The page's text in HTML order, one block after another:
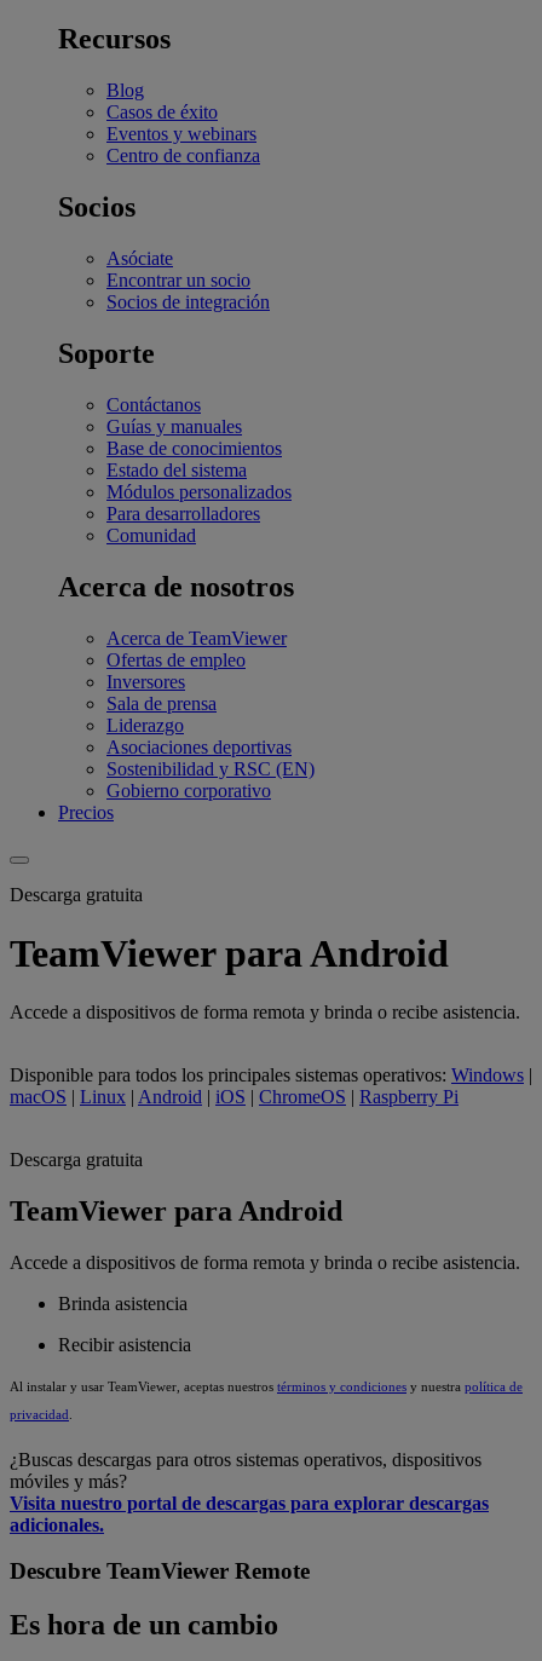
Recursos
Blog
Casos de éxito
Eventos y webinars
Centro de confianza
Socios
Asóciate
Encontrar un socio
Socios de integración
Soporte
Contáctanos
Guías y manuales
Base de conocimientos
Estado del sistema
Módulos personalizados
Para desarrolladores
Comunidad
Acerca de nosotros
Acerca de TeamViewer
Ofertas de empleo
Inversores
Sala de prensa
Liderazgo
Asociaciones deportivas
Sostenibilidad y RSC (EN)
Gobierno corporativo
Precios
Descarga gratuita
TeamViewer para Android
Accede a dispositivos de forma remota y brinda o recibe asistencia.
Disponible para todos los principales sistemas operativos: Windows |
macOS | Linux | Android | iOS | ChromeOS | Raspberry Pi
Descarga gratuita
TeamViewer para Android
Accede a dispositivos de forma remota y brinda o recibe asistencia.
Brinda asistencia
Recibir asistencia
Al instalar y usar TeamViewer, aceptas nuestros términos y condiciones y nuestra política de
privacidad
¿Buscas descargas para otros sistemas operativos, dispositivos
móviles y más?
Visita nuestro portal de descargas para explorar descargas
adicionales.
Descubre TeamViewer Remote
Es hora de un cambio